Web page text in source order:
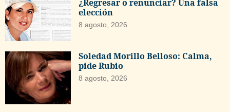
¿Regresar o renunciar? Una falsa
elección
8 agosto, 2026
Soledad Morillo Belloso: Calma,
pide Rubio
8 agosto, 2026